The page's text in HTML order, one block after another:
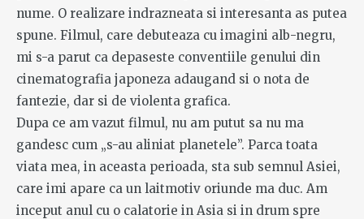
nume. O realizare indrazneata si interesanta as putea
spune. Filmul, care debuteaza cu imagini alb-negru,
mi s-a parut ca depaseste conventiile genului din
cinematografia japoneza adaugand si o nota de
fantezie, dar si de violenta grafica.
Dupa ce am vazut filmul, nu am putut sa nu ma
gandesc cum „s-au aliniat planetele”. Parca toata
viata mea, in aceasta perioada, sta sub semnul Asiei,
care imi apare ca un laitmotiv oriunde ma duc. Am
inceput anul cu o calatorie in Asia si in drum spre